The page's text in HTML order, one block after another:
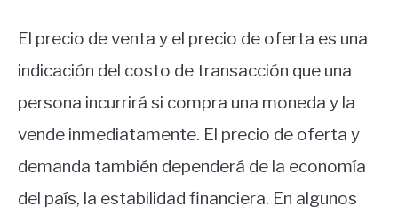
El precio de venta y el precio de oferta es una
indicación del costo de transacción que una
persona incurrirá si compra una moneda y la
vende inmediatamente. El precio de oferta y
demanda también dependerá de la economía
del país, la estabilidad financiera. En algunos